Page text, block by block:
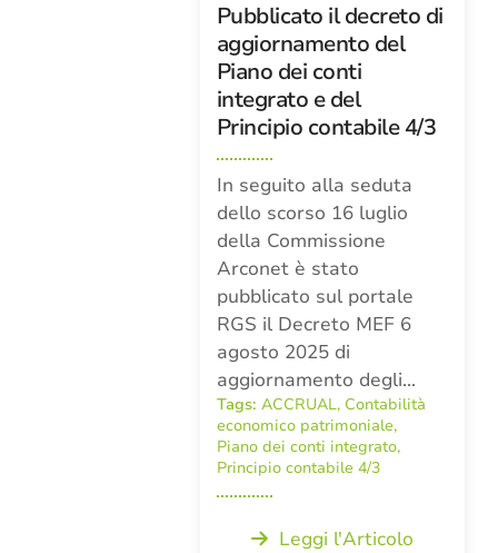
Pubblicato il decreto di
aggiornamento del
Piano dei conti
integrato e del
Principio contabile 4/3
In seguito alla seduta
dello scorso 16 luglio
della Commissione
Arconet è stato
pubblicato sul portale
RGS il Decreto MEF 6
agosto 2025 di
aggiornamento degli…
Tags: ACCRUAL, Contabilità
economico patrimoniale,
Piano dei conti integrato,
Principio contabile 4/3
Leggi l'Articolo